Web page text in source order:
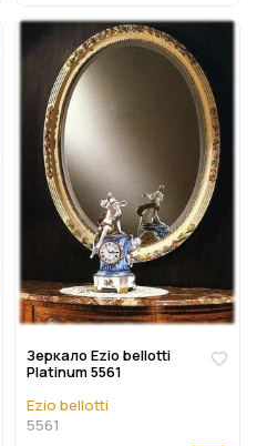
Зеркало Ezio bellotti
Platinum 5561
Ezio bellotti
5561